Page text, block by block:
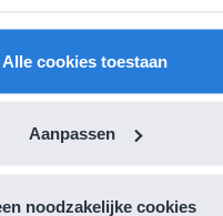
Alle cookies toestaan
Aanpassen
noodzakelijke cookies
8, Blok 9, Week 3,
11
Vlaanderen